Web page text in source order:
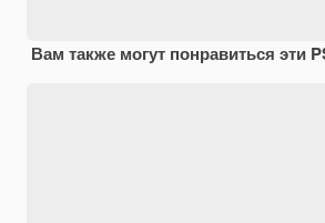
Вам также могут понравиться эти